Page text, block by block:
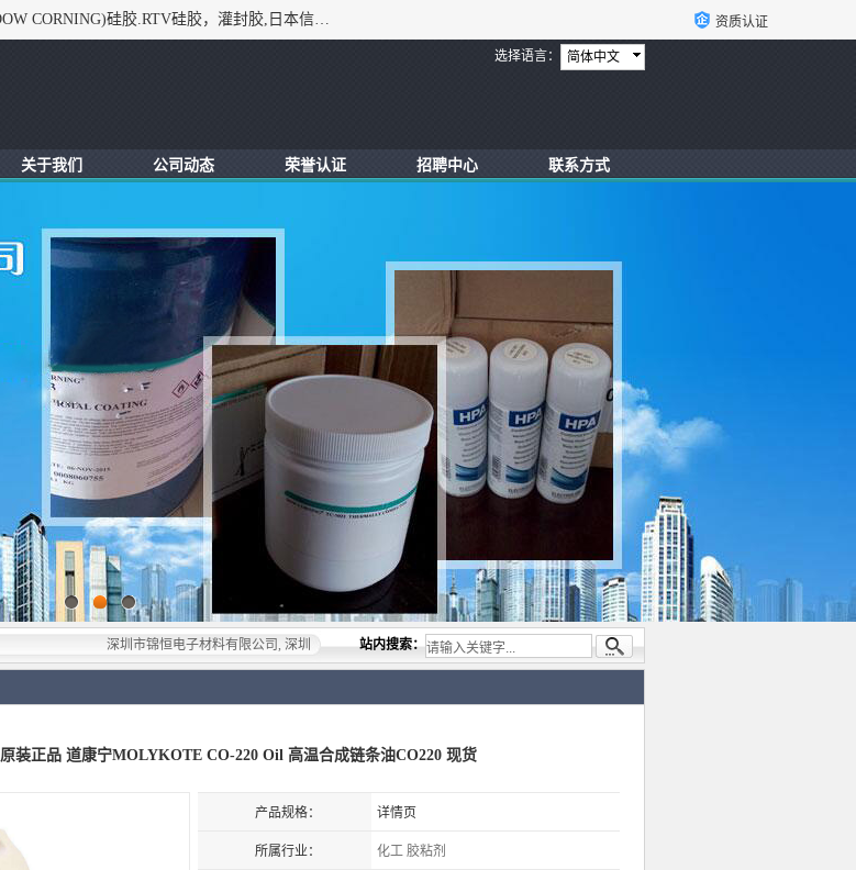
深圳市锦恒电子材料有限公司，专业代理与开发电子与胶粘产品， 美国道康宁(DOW CORNING)硅胶.RTV硅胶，灌封胶,日本信越(ShinEtsu)， 美国通用/东芝(GE/Toshiba)，美国HUMISEAL防潮绝缘胶， 日本小西(KONISHI)胶粘剂，3M,三键，乐泰，日本施敏打硬(CEMEDINE)硅胶，等众多进口品牌. 资质认证
简体中文
选择语言：
关于我们 公司动态 荣誉认证 招聘中心 联系方式
深圳市锦恒电子材料有限公司, 深圳市锦恒电子材料有限公司，专业代理与开发电子与胶粘产品， 美国道康宁(DOW CORNING)
站内搜索：
原装正品 道康宁MOLYKOTE CO-220 Oil 高温合成链条油CO220 现货
产品规格： 详情页
所属行业： 化工 胶粘剂